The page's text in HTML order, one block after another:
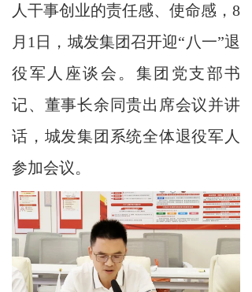
人干事创业的责任感、使命感，8
月1日，城发集团召开迎“八一”退
役军人座谈会。集团党支部书
记、董事长余同贵出席会议并讲
话，城发集团系统全体退役军人
参加会议。